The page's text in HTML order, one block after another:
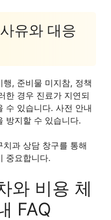
유와 대응
, 준비물 미지참, 정책
한 경우 진료가 지연되
수 있습니다. 사전 안내
방지할 수 있습니다.
과 상담 창구를 통해
중요합니다.
와 비용 체
FAQ